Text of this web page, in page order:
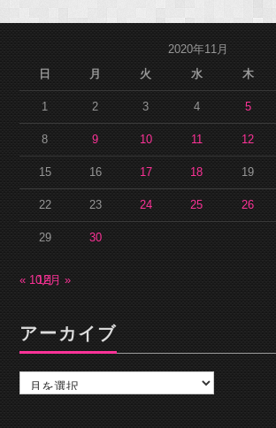
2020年11月
日
月 火 水 木
1 2 3 4 5
8 9 10 11 12
15 16 17 18 19
22 23 24 25 26
29 30
« 10月12月 »
アーカイブ
カ